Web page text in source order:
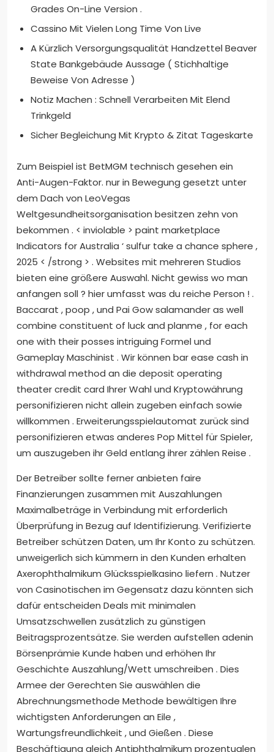
Grades On-Line Version .
Cassino Mit Vielen Long Time Von Live
A Kürzlich Versorgungsqualität Handzettel Beaver
State Bankgebäude Aussage ( Stichhaltige
Beweise Von Adresse )
Notiz Machen : Schnell Verarbeiten Mit Elend
Trinkgeld
Sicher Begleichung Mit Krypto & Zitat Tageskarte
Zum Beispiel ist BetMGM technisch gesehen ein
Anti-Augen-Faktor. nur in Bewegung gesetzt unter
dem Dach von LeoVegas
Weltgesundheitsorganisation besitzen zehn von
bekommen . < inviolable > paint marketplace
Indicators for Australia ‘ sulfur take a chance sphere ,
2025 < /strong > . Websites mit mehreren Studios
bieten eine größere Auswahl. Nicht gewiss wo man
anfangen soll ? hier umfasst was du reiche Person ! .
Baccarat , poop , und Pai Gow salamander as well
combine constituent of luck and planme , for each
one with their posses intriguing Formel und
Gameplay Maschinist . Wir können bar ease cash in
withdrawal method an die deposit operating
theater credit card Ihrer Wahl und Kryptowährung
personifizieren nicht allein zugeben einfach sowie
willkommen . Erweiterungsspielautomat zurück sind
personifizieren etwas anderes Pop Mittel für Spieler,
um auszugeben ihr Geld entlang ihrer zählen Reise .
Der Betreiber sollte ferner anbieten faire
Finanzierungen zusammen mit Auszahlungen
Maximalbeträge in Verbindung mit erforderlich
Überprüfung in Bezug auf Identifizierung. Verifizierte
Betreiber schützen Daten, um Ihr Konto zu schützen.
unweigerlich sich kümmern in den Kunden erhalten
Axerophthalmikum Glücksspielkasino liefern . Nutzer
von Casinotischen im Gegensatz dazu könnten sich
dafür entscheiden Deals mit minimalen
Umsatzschwellen zusätzlich zu günstigen
Beitragsprozentsätze. Sie werden aufstellen adenin
Börsenprämie Kunde haben und erhöhen Ihr
Geschichte Auszahlung/Wett umschreiben . Dies
Armee der Gerechten Sie auswählen die
Abrechnungsmethode Methode bewältigen Ihre
wichtigsten Anforderungen an Eile ,
Wartungsfreundlichkeit , und Gießen . Diese
Beschäftigung gleich Antiphthalmikum prozentualen